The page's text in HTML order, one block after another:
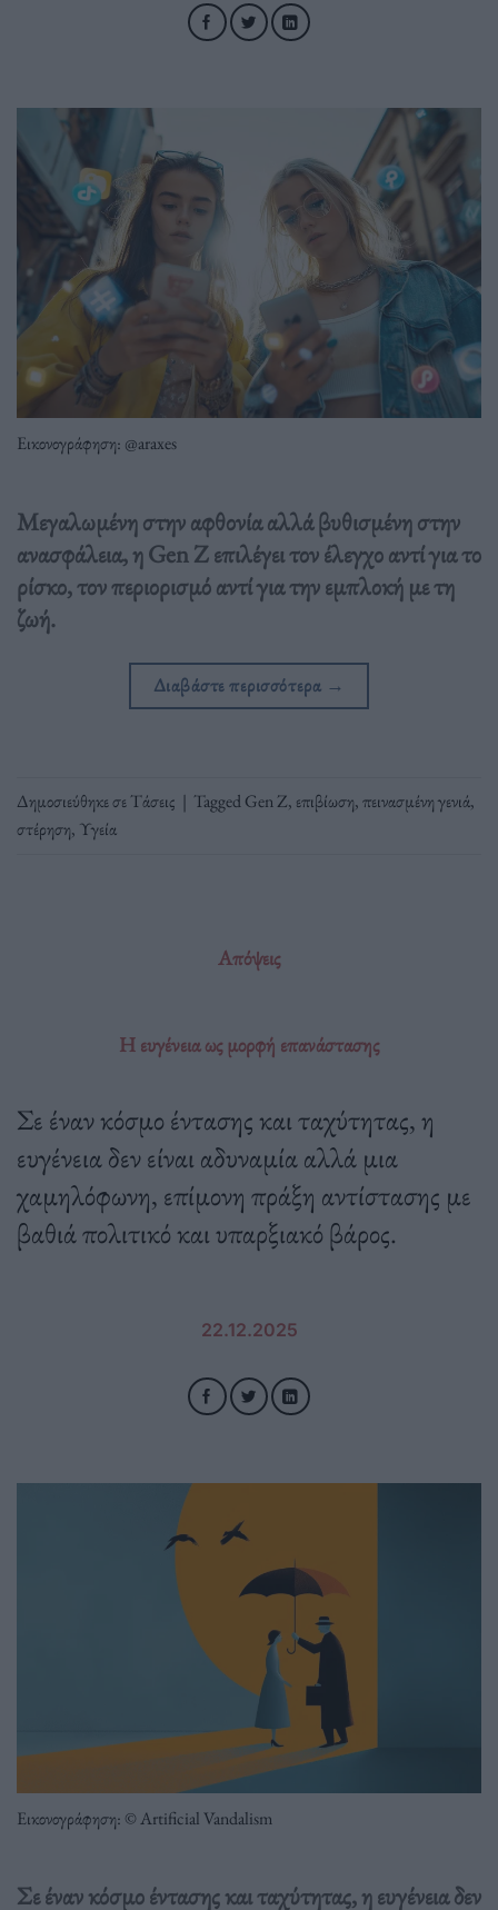
Εικονογράφηση: @araxes
Μεγαλωμένη στην αφθονία αλλά βυθισμένη στην
ανασφάλεια, η Gen Z επιλέγει τον έλεγχο αντί για το
ρίσκο, τον περιορισμό αντί για την εμπλοκή με τη
ζωή.
Διαβάστε περισσότερα →
Δημοσιεύθηκε σεΤάσεις | TaggedGen Z, επιβίωση,πεινασμένη γενιά,
στέρηση, Υγεία
Απόψεις
Η ευγένεια ως μορφή επανάστασης
Σε έναν κόσμο έντασης και ταχύτητας, η
ευγένεια δεν είναι αδυναμία αλλά μια
χαμηλόφωνη, επίμονη πράξη αντίστασης με
βαθιά πολιτικό και υπαρξιακό βάρος.
22.12.2025
Εικονογράφηση: © Artificial Vandalism
Σε έναν κόσμο έντασης και ταχύτητας, η ευγένεια δεν